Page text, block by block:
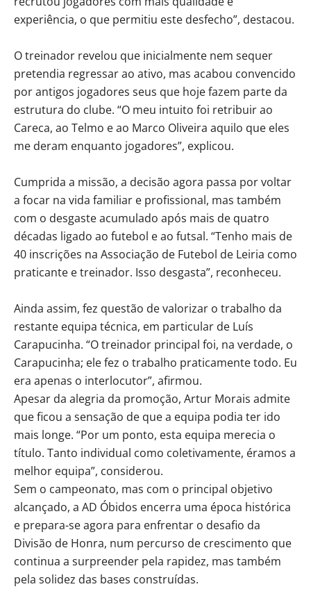
experiência, o que permitiu este desfecho”, destacou.
O treinador revelou que inicialmente nem sequer
pretendia regressar ao ativo, mas acabou convencido
por antigos jogadores seus que hoje fazem parte da
estrutura do clube. “O meu intuito foi retribuir ao
Careca, ao Telmo e ao Marco Oliveira aquilo que eles
me deram enquanto jogadores”, explicou.
Cumprida a missão, a decisão agora passa por voltar
a focar na vida familiar e profissional, mas também
com o desgaste acumulado após mais de quatro
décadas ligado ao futebol e ao futsal. “Tenho mais de
40 inscrições na Associação de Futebol de Leiria como
praticante e treinador. Isso desgasta”, reconheceu.
Ainda assim, fez questão de valorizar o trabalho da
restante equipa técnica, em particular de Luís
Carapucinha. “O treinador principal foi, na verdade, o
Carapucinha; ele fez o trabalho praticamente todo. Eu
era apenas o interlocutor”, afirmou.
Apesar da alegria da promoção, Artur Morais admite
que ficou a sensação de que a equipa podia ter ido
mais longe. “Por um ponto, esta equipa merecia o
título. Tanto individual como coletivamente, éramos a
melhor equipa”, considerou.
Sem o campeonato, mas com o principal objetivo
alcançado, a AD Óbidos encerra uma época histórica
e prepara-se agora para enfrentar o desafio da
Divisão de Honra, num percurso de crescimento que
continua a surpreender pela rapidez, mas também
pela solidez das bases construídas.